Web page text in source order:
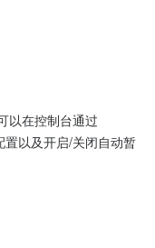
以在控制台通过
以及开启/关闭自动暂